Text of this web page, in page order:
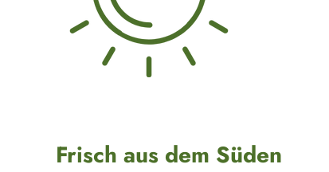
Frisch aus dem Süden